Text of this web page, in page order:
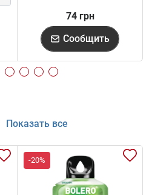
74 грн
Сообщить
Показать все
-20%